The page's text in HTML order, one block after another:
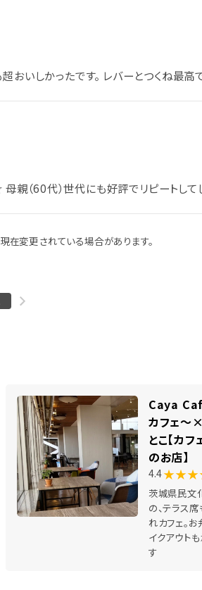
おいしかったです。 レバーとつくね最高
60代）世代にも好評でリピートしてし
変更されている場合があります。
Caya
カフェ～
とこ【カ
のお店】
4.4
茨城県民文
の、テラス
れカフェ。
イクアウト
す